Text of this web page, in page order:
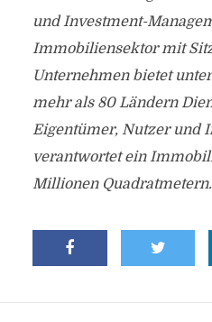
und Investment-
Immobiliensektor mit
Unternehmen bietet
mehr als 80 Ländern
Eigentümer, Nutzer und
verantwortet ein
Millionen Quadratmetern.